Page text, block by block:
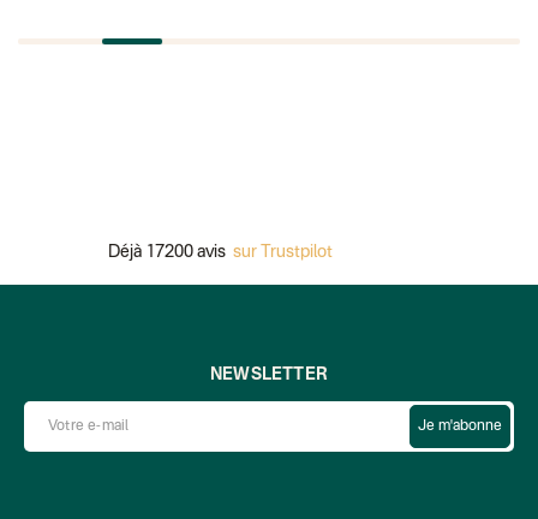
Déjà 17200 avis sur Trustpilot
NEWSLETTER
Je m'abonne